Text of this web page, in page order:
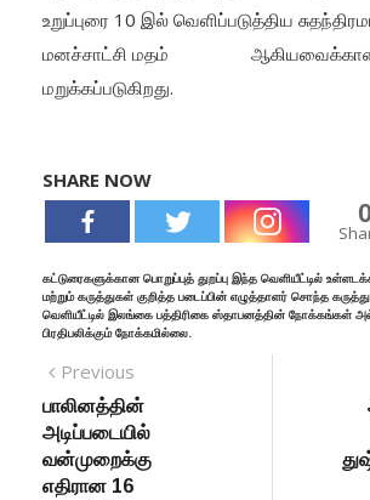
உறுப்புரை 10 இல் வெளிப்படுத்திய
மனச்சாட்சி மதம் ஆகியவைக்கான
மறுக்கப்படுகிறது.
SHARE NOW
கட்டுரைகளுக்கான பொறுப்புத் துறப்பு இந்த வெளியீட்டில்
மற்றும் கருத்துகள் குறித்த படைப்பின் எழுத்தாளர் சொந்த
வெளியீட்டில் இலங்கை பத்திரிகை ஸ்தாபனத்தின் நோக்கங்கள்
பிரதிபலிக்கும் நோக்கமில்லை.
Previous
பாலினத்தின்
அடிப்படையில்
வன்முறைக்கு
எதிரான 16